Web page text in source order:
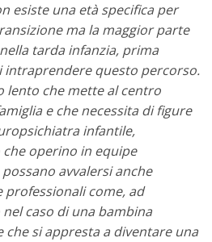
esiste una età specifica per
ma la maggior parte
tarda infanzia, prima
intraprendere questo percorso.
lento che mette al centro
e che necessita di figure
infantile,
operino in equipe
avvalersi anche
professionali come, ad
caso di una bambina
che si appresta a diventare una